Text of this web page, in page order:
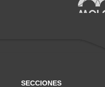
SECCIONES